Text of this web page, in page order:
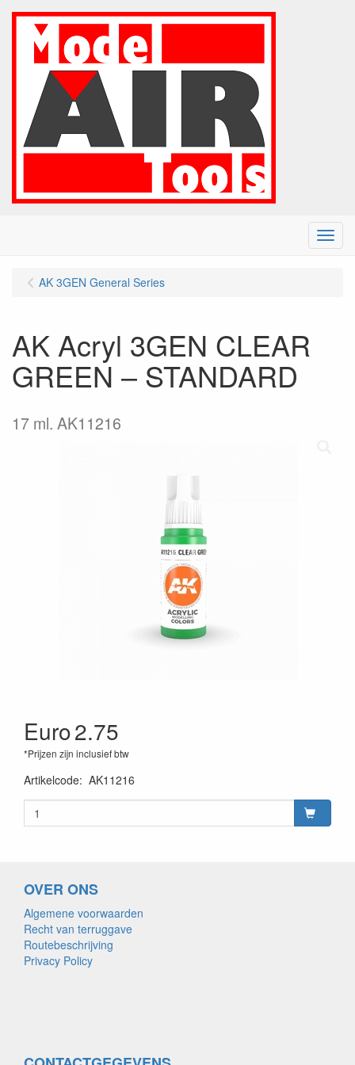
Menu
AK 3GEN General Series
AK Acryl 3GEN CLEAR
GREEN – STANDARD
17 ml. AK11216
Euro2.75
*Prijzen zijn inclusief btw
Artikelcode: AK11216
OVER ONS
Algemene voorwaarden
Recht van terruggave
Routebeschrijving
Privacy Policy